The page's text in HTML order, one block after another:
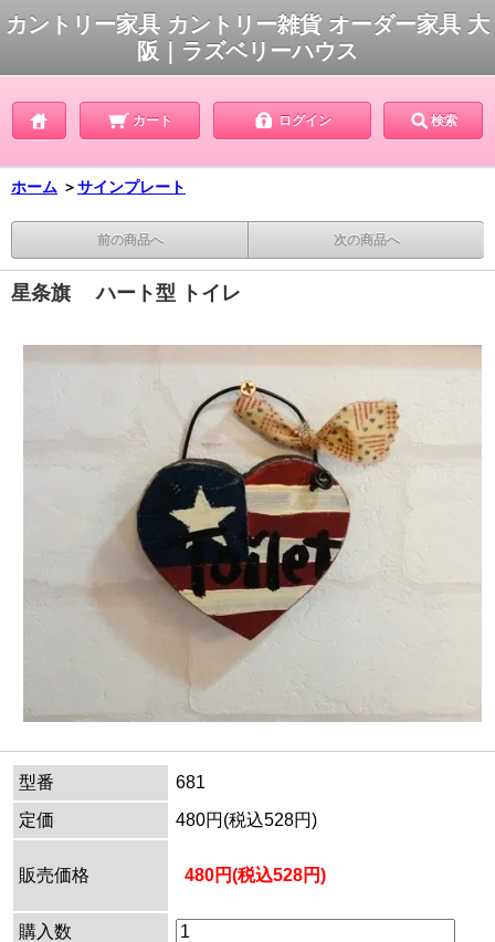
カントリー家具 カントリー雑貨 オーダー家具 大
阪｜ラズベリーハウス
カート ログイン 検索
ホーム ＞サインプレート
前の商品へ 次の商品へ
星条旗 ハート型 トイレ
型番
681
定価
480円(税込528円)
販売価格 480円(税込528円)
購入数